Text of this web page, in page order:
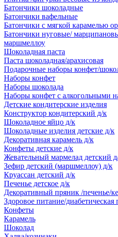
Батончики шоколадные
Батончики вафельные
Батончики с мягкой карамелью
Батончики нуговые/
маршмеллоу
Шоколадная паста
Паста шоколадная/арахисовая
Подарочные наборы конфет/
Наборы конфет
Наборы шоколада
Наборы конфет с алкогольными
Детские кондитерские изделия
Конструктор кондитерский д/к
Шоколадное яйцо д/к
Шоколадные изделия детские д/к
Декоративная карамель д/к
Конфеты детские д/к
Жевательный мармелад детский
Зефир детский (маршмеллоу) д/к
Круассан детский д/к
Печенье детское д/к
Декоративный пряник /печенье/
Здоровое питание/диабетическая
Конфеты
Карамель
Шоколад